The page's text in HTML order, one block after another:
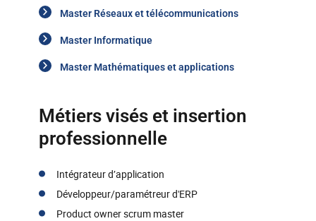
Master Réseaux et télécommunications
Master Informatique
Master Mathématiques et applications
Métiers visés et insertion
professionnelle
Intégrateur d’application
Développeur/paramétreur d'ERP
Product owner scrum master